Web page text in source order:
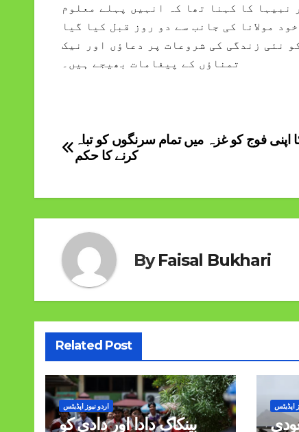
کا کہنا تھا کہ انہیں پہلے معلوم
مولانا کی جانب سے دو روز قبل کیا گیا
نئی زندگی کی شروعات پر دعاؤں اور نیک
تمناؤں کے پیغامات بھیجے ہیں۔
Post
اپنی فوج کو غزہ میں تمام سرنگوں کو تباہ
کرنے کا حکم
ByFaisal Bukhari
Related Post
اردو نیوز اپڈیٹس
بینکاک دادا اور دادی کو
اپڈیٹس